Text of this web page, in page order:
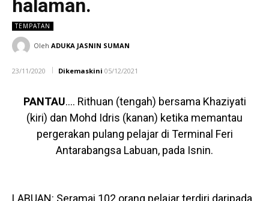
halaman.
TEMPATAN
Oleh ADUKA JASNIN SUMAN
23/11/2020 Dikemaskini 05/12/2021
PANTAU…. Rithuan (tengah) bersama Khaziyati
(kiri) dan Mohd Idris (kanan) ketika memantau
pergerakan pulang pelajar di Terminal Feri
Antarabangsa Labuan, pada Isnin.
LABUAN: Seramai 102 orang pelajar terdiri daripada